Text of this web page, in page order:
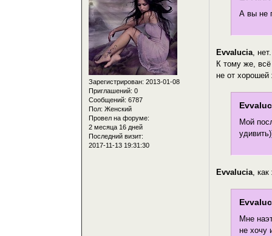
Зарегистрирован: 2013-01-08
Приглашений: 0
Сообщений: 6787
Пол: Женский
Провел на форуме:
2 месяца 16 дней
Последний визит:
2017-11-13 19:31:30
А вы не
Evvalucia ,
К тому же,
не от
Мой
Evvalucia, как
Мне
не хочу